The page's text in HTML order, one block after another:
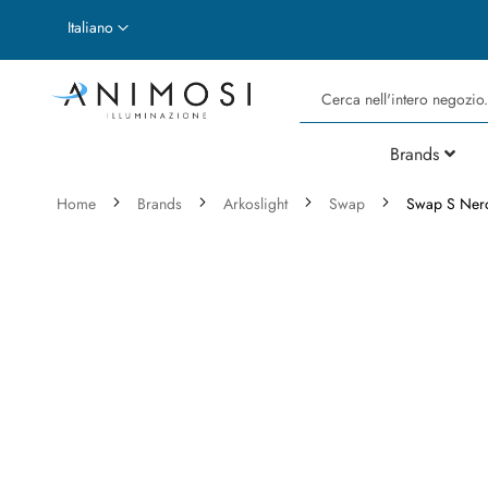
Lingua
Italiano
Cerca
Brands
Home Brands Arkoslight Swap Swap S